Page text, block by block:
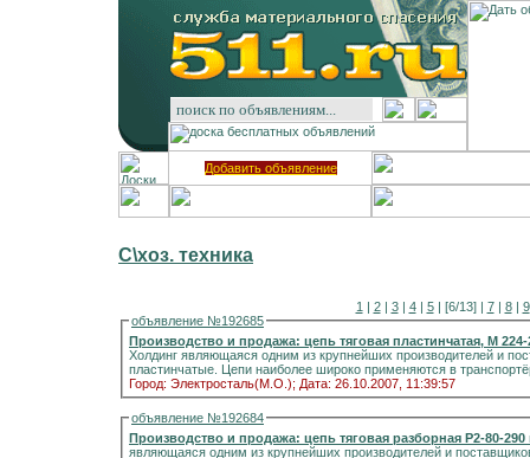
Добавить объявление
С\хоз. техника
1 | 2| 3| 4| 5| [6/13] | 7| 8| 9
объявление №192685
Производство и продажа: цепь тяговая пластинчатая, М
Холдинг являющаяся одним из крупнейших производителей и
пластинчатые. Цепи наиболее широко применяются в
Город: Электросталь(М.О.); Дата: 26.10.2007, 11:39:57
объявление №192684
Производство и продажа: цепь тяговая разборная Р2-80-
являющаяся одним из крупнейших производителей и